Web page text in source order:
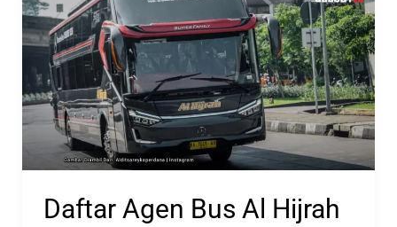
Daftar Agen Bus Al Hijrah